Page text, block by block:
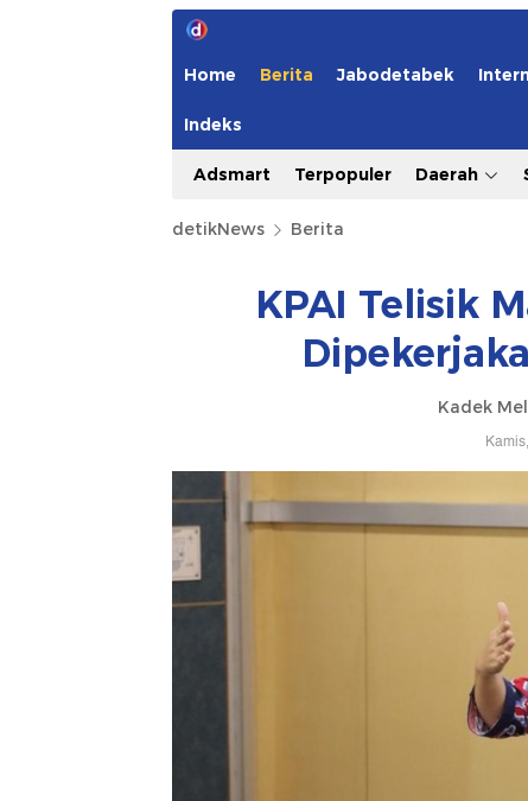
Home Berita Jabodetabek
Indeks
Adsmart Terpopuler Daerah
detikNews Berita
KPAI Telisik
Kadek